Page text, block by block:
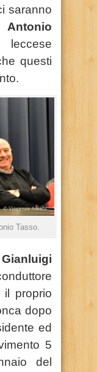
saranno
Antonio
questi
Tasso.
Gianluigi
il proprio
dopo
ed
5
del